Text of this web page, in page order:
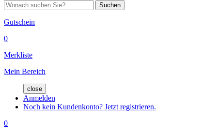
Suchen
Gutschein
0
Merkliste
Mein Bereich
close
Anmelden
Noch kein Kundenkonto? Jetzt registrieren.
0